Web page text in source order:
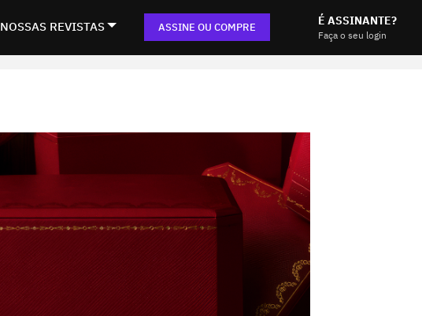
NOSSAS REVISTAS ASSINE OU COMPRE É ASSINANTE?
Faça o seu login